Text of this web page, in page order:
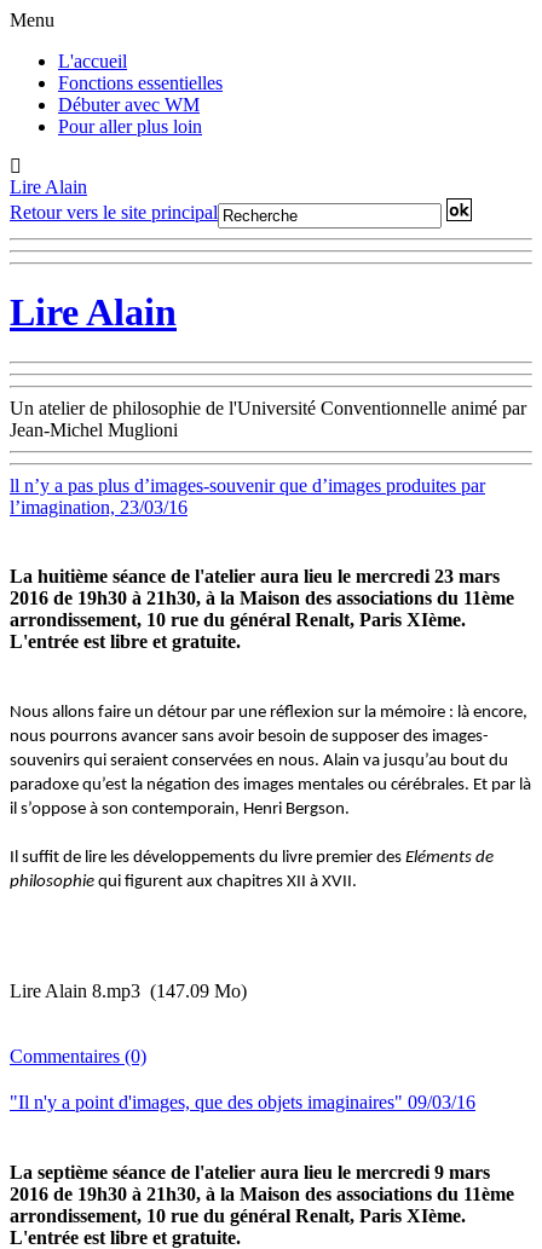
Menu
L'accueil
Fonctions essentielles
Débuter avec WM
Pour aller plus loin
Lire Alain
Retour vers le site principal
Lire Alain
Un atelier de philosophie de l'Université Conventionnelle animé par
Jean-Michel Muglioni
ll n’y a pas plus d’images-souvenir que d’images produites par
l’imagination, 23/03/16
La huitième séance de l'atelier aura lieu le mercredi 23 mars
2016 de 19h30 à 21h30, à la Maison des associations du 11ème
arrondissement, 10 rue du général Renalt, Paris XIème.
L'entrée est libre et gratuite.
Nous allons faire un détour par une réflexion sur la mémoire : là encore,
nous pourrons avancer sans avoir besoin de supposer des images-
souvenirs qui seraient conservées en nous. Alain va jusqu’au bout du
paradoxe qu’est la négation des images mentales ou cérébrales. Et par là
il s’oppose à son contemporain, Henri Bergson.
Il suffit de lire les développements du livre premier des Eléments de
philosophie qui figurent aux chapitres XII à XVII.
Lire Alain 8.mp3 (147.09 Mo)
Commentaires (0)
"Il n'y a point d'images, que des objets imaginaires" 09/03/16
La septième séance de l'atelier aura lieu le mercredi 9 mars
2016 de 19h30 à 21h30, à la Maison des associations du 11ème
arrondissement, 10 rue du général Renalt, Paris XIème.
L'entrée est libre et gratuite.